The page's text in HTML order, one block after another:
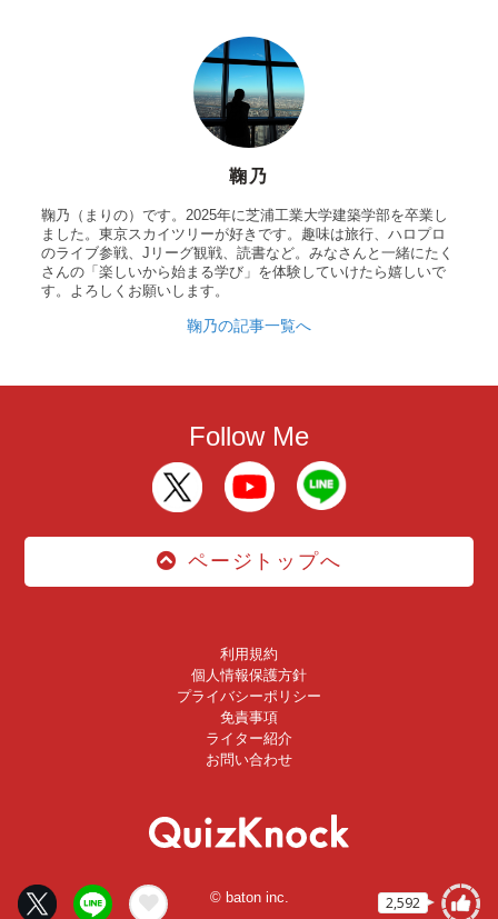
2,592
鞠乃
鞠乃（まりの）です。2025年に芝浦工業大学建築学部を卒業し
ました。東京スカイツリーが好きです。趣味は旅行、ハロプロ
のライブ参戦、Jリーグ観戦、読書など。みなさんと一緒にたく
さんの「楽しいから始まる学び」を体験していけたら嬉しいで
す。よろしくお願いします。
鞠乃の記事一覧へ
Follow Me
ページトップへ
利用規約
個人情報保護方針
プライバシーポリシー
免責事項
ライター紹介
お問い合わせ
© baton inc.